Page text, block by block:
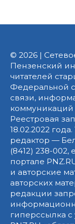
© 2026 |
Пензенский
читателей
Федеральной
связи,
коммуникаций
Реестровая
18.02.2022
редактор —
(8412) 238-002,
портале
и авторские
авторских
редакции
гиперссылка с